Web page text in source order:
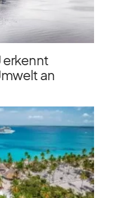
erkennt
an